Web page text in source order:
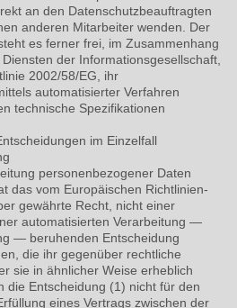
an den Datenschutzbeauftragten
anderen Mitarbeiter wenden. Der
es ferner frei, im Zusammenhang
der Informationsgesellschaft,
2002/58/EG, ihr
automatisierter Verfahren
technische Spezifikationen
im Einzelfall
personenbezogener Daten
das vom Europäischen Richtlinien-
gewährte Recht, nicht einer
automatisierten Verarbeitung —
— beruhenden Entscheidung
die ihr gegenüber rechtliche
sie in ähnlicher Weise erheblich
die Entscheidung (1) nicht für den
eines Vertrags zwischen der